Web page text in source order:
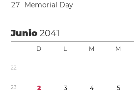
27 Memorial Day
Junio2041
D L M M
22
23 2 3 4 5